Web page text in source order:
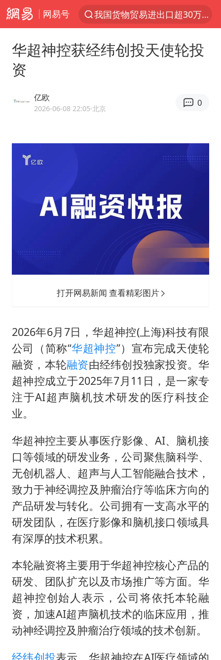
网易号
我国货物贸易进出口超30万亿元
台风白海豚加强
广东雷州通报特教老师招聘违规事件
“立秋的第一杯奶茶”又爆单了
泰国校园枪击案死亡人数升至7人
四川宜宾市高县发生4.9级地震
台湾海峡南口北上船舶实施交通管制
“新疆阿勒泰八月能滑雪”不实
江苏发布台风蓝色预警
今日立秋你咬秋了吗
东方之约 相约未来
华超神控获经纬创投天使轮投
资
亿欧
2026-06-08 22:05·北京
0
打开网易新闻 查看精彩图片
2026年6月7日，华超神控(上海)科技有限
公司（简称“华超神控”）宣布完成天使轮
融资，本轮融资由经纬创投独家投资。华
超神控成立于2025年7月11日，是一家专
注于AI超声脑机技术研发的医疗科技企
业。
华超神控主要从事医疗影像、AI、脑机接
口等领域的研发业务，公司聚焦脑科学、
无创机器人、超声与人工智能融合技术，
致力于神经调控及肿瘤治疗等临床方向的
产品研发与转化。公司拥有一支高水平的
研发团队，在医疗影像和脑机接口领域具
有深厚的技术积累。
本轮融资将主要用于华超神控核心产品的
研发、团队扩充以及市场推广等方面。华
超神控创始人表示，公司将依托本轮融
资，加速AI超声脑机技术的临床应用，推
动神经调控及肿瘤治疗领域的技术创新。